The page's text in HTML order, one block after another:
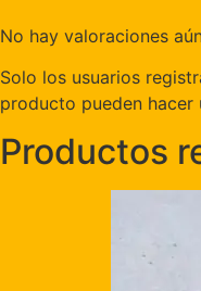
No hay valoraciones
Solo los usuarios
producto pueden hacer
Productos